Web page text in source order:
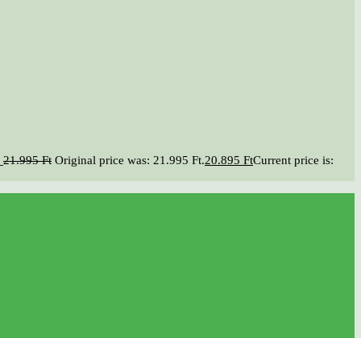
21.995Ft Original price was: 21.995 Ft.20.895 FtCurrent price is: